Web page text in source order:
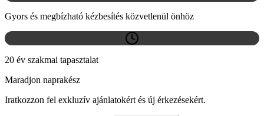
Gyors és megbízható kézbesítés közvetlenül önhöz
20 év szakmai tapasztalat
Maradjon naprakész
Iratkozzon fel exkluzív ajánlatokért és új érkezésekért.